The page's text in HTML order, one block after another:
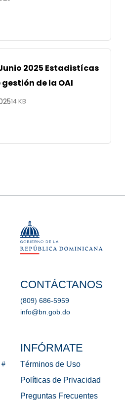
2025 Estadistícas
de la OAI
14 KB
#
CONTÁCTANOS
(809) 686-5959
info@bn.gob.do
INFÓRMATE
Términos de Uso
Políticas de Privacidad
Preguntas Frecuentes